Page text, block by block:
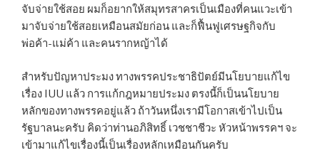
จับจ่ายใช้สอย ผมก็อยากให้สมุทรสาครเป็นเมืองที่คนแวะเข้า
มาจับจ่ายใช้สอยเหมือนสมัยก่อน และก็ฟื้นฟูเศรษฐกิจกับ
พ่อค้า-แม่ค้า และคนรากหญ้าได้
สำหรับปัญหาประมง ทางพรรคประชาธิปัตย์มีนโยบายแก้ไข
เรื่อง IUU แล้ว การแก้กฎหมายประมง ตรงนี้ก็เป็นนโยบาย
หลักของทางพรรคอยู่แล้ว ถ้าวันหนึ่งเรามีโอกาสเข้าไปเป็น
รัฐบาลนะครับ คิดว่าท่านอภิสิทธิ์ เวชชาชีวะ หัวหน้าพรรคฯ จะ
เข้ามาแก้ไขเรื่องนี้เป็นเรื่องหลักเหมือนกันครับ